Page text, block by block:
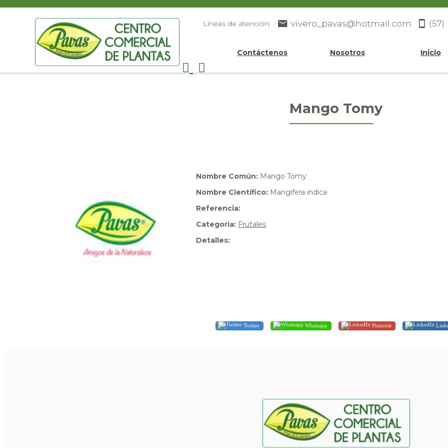
Líneas de atención: vivero_pavas@hotmail.com (57)
Contáctenos Nosotros Inicio
Mango Tomy
Nombre Común: Mango Tomy
Nombre Científico: Mangifera indica
Referencia:
Categoria: Frutales
Detalles:
Twitter Whatsapp Pinterest